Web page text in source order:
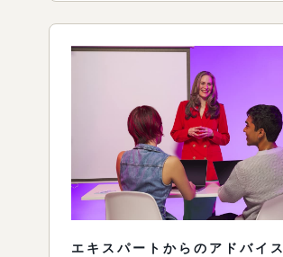
エキスパートからのアドバイス